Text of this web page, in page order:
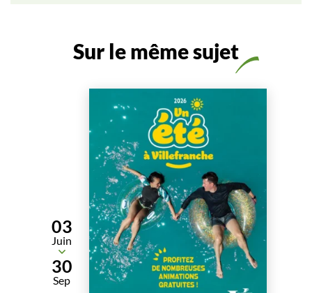
Sur le même sujet
Du
03
Juin
30
Sep